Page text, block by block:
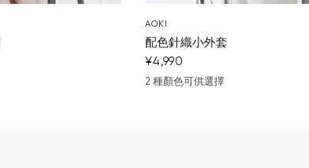
AOKI
配色針織小外套
¥4,990
深藍米色
2 種顏色可供選擇